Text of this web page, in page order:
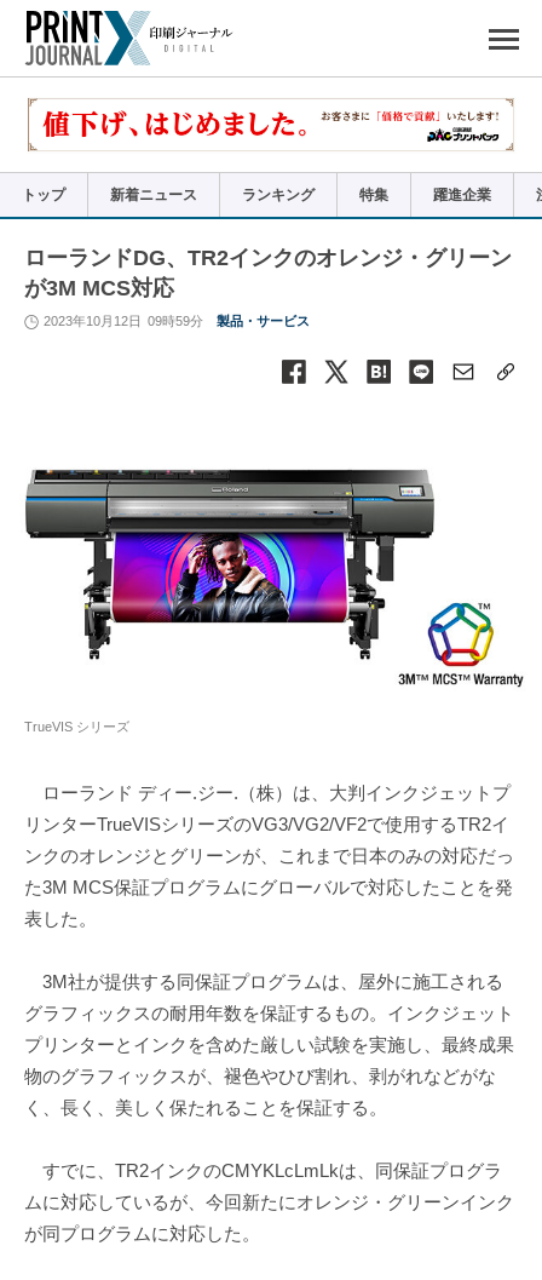
で
リ
トップ 新着ニュース ランキング 特集 躍進企業
ローランドDG、TR2インクのオレンジ・グリーン
が3M MCS対応
2023年10月12日 09時59分 製品・サービス
TrueVIS シリーズ
ローランド ディー.ジー.（株）は、大判インクジェットプ
リンターTrueVISシリーズのVG3/VG2/VF2で使用するTR2イ
ンクのオレンジとグリーンが、これまで日本のみの対応だっ
た3M MCS保証プログラムにグローバルで対応したことを発
表した。
3M社が提供する同保証プログラムは、屋外に施工される
グラフィックスの耐用年数を保証するもの。インクジェット
プリンターとインクを含めた厳しい試験を実施し、最終成果
物のグラフィックスが、褪色やひび割れ、剥がれなどがな
く、長く、美しく保たれることを保証する。
すでに、TR2インクのCMYKLcLmLkは、同保証プログラ
ムに対応しているが、今回新たにオレンジ・グリーンインク
が同プログラムに対応した。